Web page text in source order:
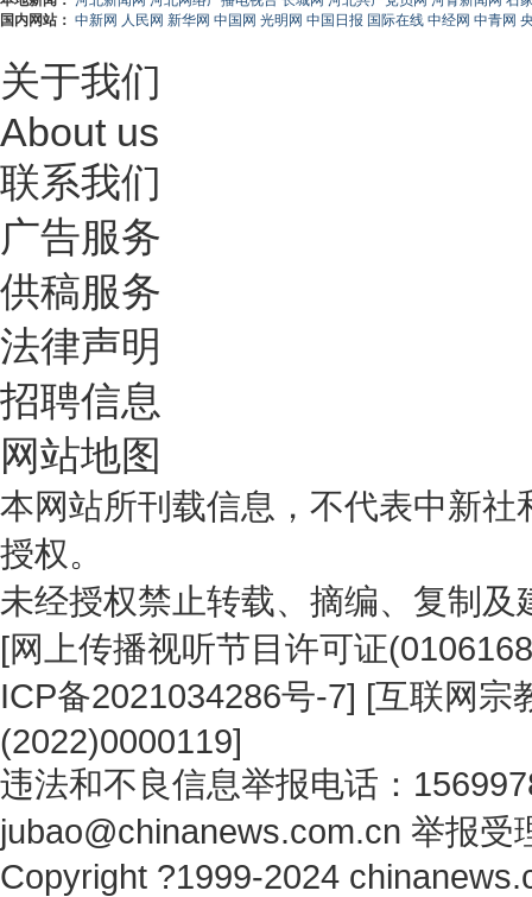
国内网站： 中新网 人民网 新华网 中国网 光明网 中国日报 国际在线 中经网 中青网
关于我们
About us
联系我们
广告服务
供稿服务
法律声明
招聘信息
网站地图
本网站所刊载信息，不代表中新
授权。
未经授权禁止转载、摘编、复制
[网上传播视听节目许可证
ICP备2021034286号-7] [互联网宗
(2022)0000119]
违法和不良信息举报电话：
jubao@chinanews.com.cn 举报受
Copyright ?1999-2024